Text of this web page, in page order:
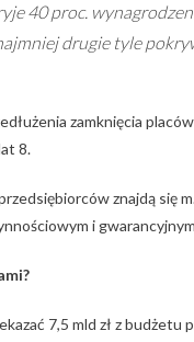
40 proc.
drugie tyle
zamknięcia
8.
znajdą się
i
7,5 mld zł z